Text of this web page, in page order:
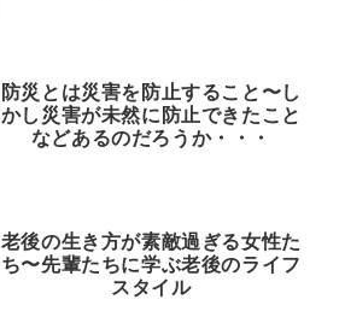
防災とは災害を防止すること〜し
かし災害が未然に防止できたこと
などあるのだろうか・・・
老後の生き方が素敵過ぎる女性た
ち〜先輩たちに学ぶ老後のライフ
スタイル